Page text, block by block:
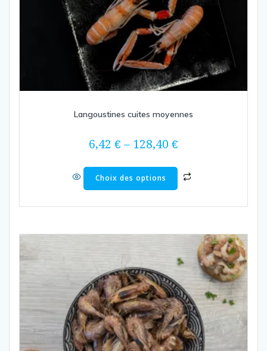
Langoustines cuites moyennes
6,42 € – 128,40 €
Choix des options
plusieurs
Les
options
peuvent
être
choisies
sur
la
page
du